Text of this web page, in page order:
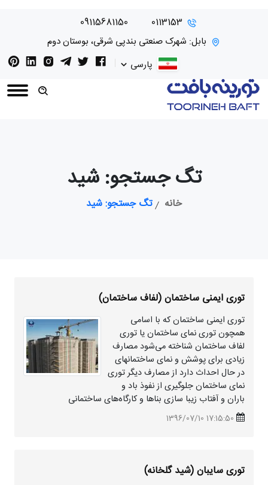
0113153
09115681150
بابل: شهرک صنعتی بندپی شرقی، بوستان دوم
پارسی
تگ جستجو: شید
خانه تگ جستجو: شید
توری ایمنی ساختمان (لفاف ساختمان)
توری ایمنی ساختمان که با اسامی
همچون توری نمای ساختمان یا توری
لفاف ساختمان شناخته می‌شود مصارف
زیادی برای پوشش و نمای ساختمانهای
در حال احداث دارد از مصارف دیگر توری
نمای ساختمان جلوگیری از نفوذ باد و
باران و آفتاب زیبا سازی بنا‌ها و کارگاه‌های ساختمانی
17:15:50 1396/07/10
توری سایبان (شیدگلخانه)